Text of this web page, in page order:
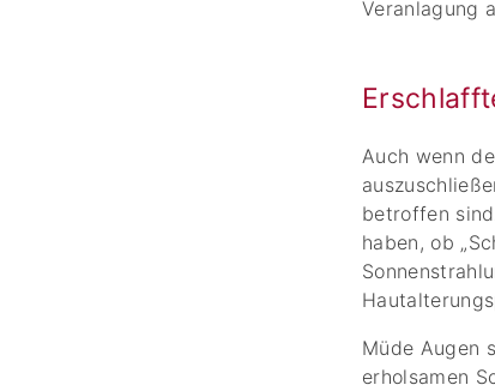
Veranlagung
Auch wenn
betroffen
haben, ob
Müde Augen
erholsamen